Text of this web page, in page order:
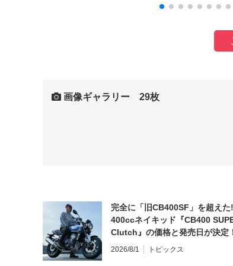
画像ギャラリー 29枚
完全に「旧CB400SF」を超え
400ccネイキッド『CB400
Clutch』の価格と発売日が決定
2026/8/1 トピックス